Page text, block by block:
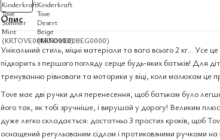
Опис
Унікальний стиль, міцні матеріали та вага всього 2 кг... Усе це
підкорить з першого погляду серце будь-яких батьків! Для
тренуванню рівноваги та моторики у віці, коли малюкам це
Tove має дві ручки для перенесення, щоб батькам було
його так, як тобі зручніше, і вирушай у дорогу! Великим
дуже легко складається: достатньо 3 простих кроків, щоб
оснащений регульованим сідлом і протиковзними ручками на